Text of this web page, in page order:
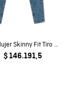
Jean de Mujer Skinny Fit Tiro Bajo con Efecto Empolvado Lavado Medio en Mezcla de Algodón
$ 146.191,5